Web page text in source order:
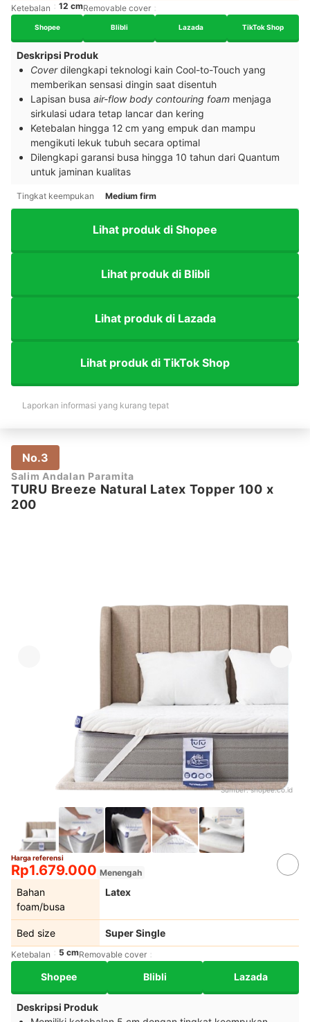
Ketebalan 12 cmRemovable cover
Shopee Blibli Lazada TikTok Shop
Deskripsi Produk
Coverdilengkapi teknologi kain Cool-to-Touch yang
memberikan sensasi dingin saat disentuh
Lapisan busa air-flow body contouring foam menjaga
sirkulasi udara tetap lancar dan kering
Ketebalan hingga 12 cm yang empuk dan mampu
mengikuti lekuk tubuh secara optimal
Dilengkapi garansi busa hingga 10 tahun dari Quantum
untuk jaminan kualitas
Tingkat keempukan Medium firm
Lihat produk di Shopee
Lihat produk di Blibli
Lihat produk di Lazada
Lihat produk di TikTok Shop
Laporkan informasi yang kurang tepat
No.3
Salim Andalan Paramita
TURU Breeze Natural Latex Topper 100 x
200
Sumber:shopee.co.id
Harga referensi
Rp1.679.000 Menengah
Bahan
foam/busa
Latex
Bed size Super Single
Ketebalan 5 cmRemovable cover
Shopee Blibli Lazada
Deskripsi Produk